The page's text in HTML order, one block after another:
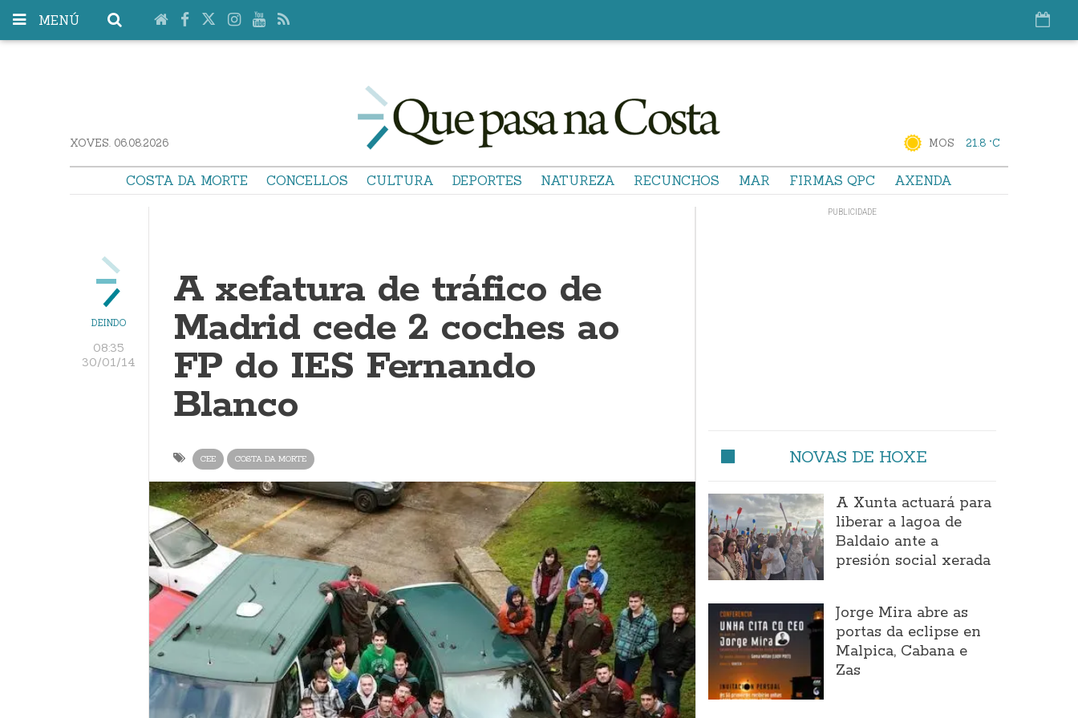
MENÚ
XOVES. 06.08.2026 MOS 21.8 °C
COSTA DA MORTE CONCELLOS CULTURA DEPORTES NATUREZA RECUNCHOS MAR FIRMAS QPC AXENDA
DEINDO
08:35
30/01/14
A xefatura de tráfico de
Madrid cede 2 coches ao
FP do IES Fernando
Blanco
CEE COSTA DA MORTE NOVAS DE HOXE
A Xunta actuará para
liberar a lagoa de
Baldaio ante a
presión social xerada
Jorge Mira abre as
portas da eclipse en
Malpica, Cabana e
Zas